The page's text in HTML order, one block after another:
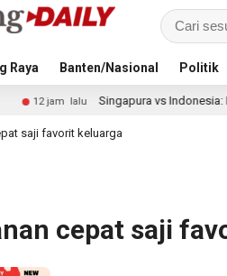
Raya Banten/Nasional Politik
Singapura vs Indonesia: Duel Ilhan
saji favorit keluarga
cepat saji